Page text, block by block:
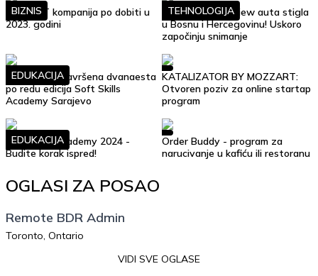
Top 10 IT kompanija po dobiti u
2023. godini
BIZNIS
Google Street View auta stigla
u Bosnu i Hercegovinu! Uskoro
započinju snimanje
TEHNOLOGIJA
Uspješno je završena dvanaesta
po redu edicija Soft Skills
Academy Sarajevo
EDUKACIJA
KATALIZATOR BY MOZZART:
Otvoren poziv za online startap
program
Soft Skills Academy 2024 -
Budite korak ispred!
EDUKACIJA
Order Buddy - program za
narucivanje u kafiću ili restoranu
OGLASI ZA POSAO
Remote BDR Admin
Toronto, Ontario
VIDI SVE OGLASE